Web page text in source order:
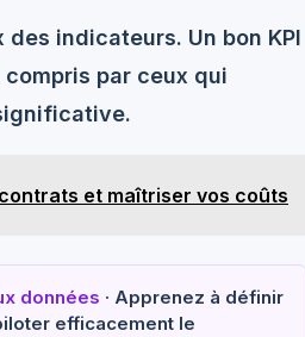
indicateurs. Un bon KPI
par ceux qui
et maîtriser vos coûts
données · Apprenez à définir
efficacement le